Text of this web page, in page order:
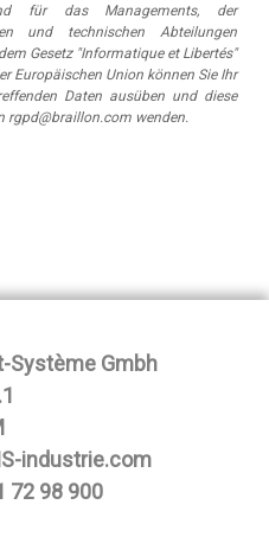
für das Managements, der
und technischen Abteilungen
Gesetz "Informatique et Libertés"
Europäischen Union können Sie Ihr
Daten ausüben und diese
rgpd@braillon.com wenden.
Système Gmbh
industrie.com
72 98 900